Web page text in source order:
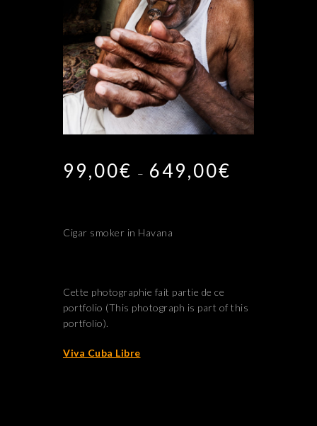
99,00€ – 649,00€
Cigar smoker in Havana
Cette photographie fait partie de ce
portfolio (This photograph is part of this
portfolio).
Viva Cuba Libre